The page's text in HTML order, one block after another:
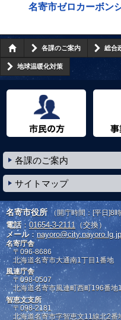
名寄市ゼロカーボン
各課のご案内 総合
地球温暖化対策
各課のご案内
サイトマップ
名寄市役所 （開庁時間：[平日]8
電話： 01654-3-2111 （交換）
メール： nayoro@city.nayoro.lg.jp
名寄庁舎
〒096-8686
北海道名寄市大通南1丁目1番地
風連庁舎
〒098-0507
北海道名寄市風連町西町196番地1
智恵文支所
〒098-2181
北海道名寄市字智恵文11線北2番